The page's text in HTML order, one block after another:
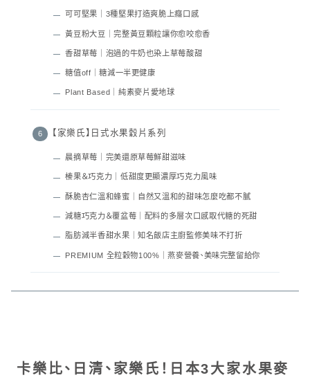
可可堅果｜3種堅果打造爽脆上癮口感
黃豆粉大豆｜完整黃豆顆粒讓你愈咬愈香
香甜草莓｜泡過的牛奶也染上草莓酸甜
糖值off｜糖減一半更健康
Plant Based｜純素麥片愛地球
【家樂氏】日式水果穀片系列
晨摘草莓｜完美還原草莓鮮甜滋味
榛果＆巧克力｜低甜度更顯濃厚巧克力風味
酥脆杏仁溫和蜂蜜｜自然又溫和的甜味怎麼吃都不膩
減糖巧克力＆覆盆莓｜配料的多層次口感取代糖的死甜
脂肪減半香甜水果｜知名飯店主廚監修美味不打折
PREMIUM 全粒穀物100%｜燕麥營養、美味完整留給你
卡樂比、日清、家樂氏！日本3大家水果麥